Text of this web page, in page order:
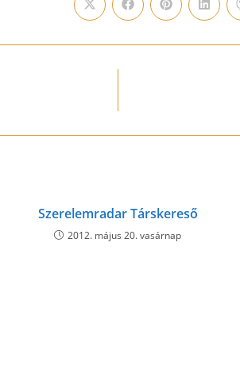
Opens
in
new
Opens
in
new
Opens
in
new
Opens
in
new
Szerelemradar Társkereső
2012. május 20. vasárnap